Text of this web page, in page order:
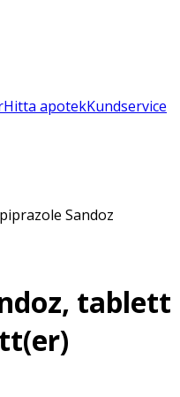
Hitta apotekKundservice
Sandoz
tablett